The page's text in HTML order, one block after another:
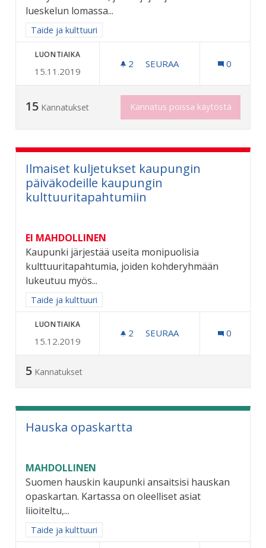
lueskelun lomassa...
Rajaa tulokset aihepiirin mukaan: Taide ja kulttuuri
Taide ja kulttuuri
LUONTIAIKA
15.11.2019
2 2 SEURAAJAA
SEURAA 0
15 Kannatukset Kannatus poissa käytöstä
Ilmaiset kuljetukset kaupungin
päiväkodeille kaupungin
kulttuuritapahtumiin
EI MAHDOLLINEN
Kaupunki järjestää useita monipuolisia
kulttuuritapahtumia, joiden kohderyhmään
lukeutuu myös...
Rajaa tulokset aihepiirin mukaan: Taide ja kulttuuri
Taide ja kulttuuri
LUONTIAIKA
15.12.2019
2 2 SEURAAJAA
SEURAA 0
5 Kannatukset
Hauska opaskartta
MAHDOLLINEN
Suomen hauskin kaupunki ansaitsisi hauskan
opaskartan. Kartassa on oleelliset asiat
liioiteltu,...
Rajaa tulokset aihepiirin mukaan: Taide ja kulttuuri
Taide ja kulttuuri